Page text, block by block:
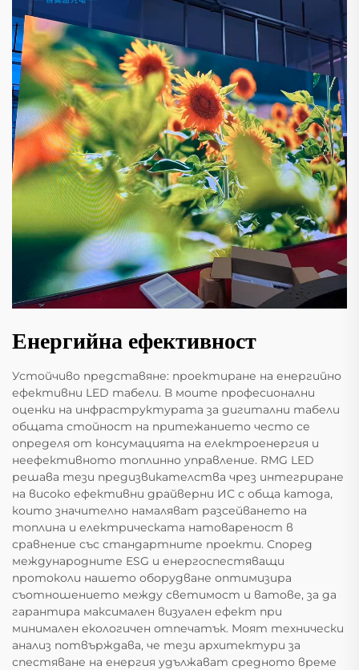
Енергийна ефективност
Устойчиво представяне: проектиране на енергийно
ефективни LED табели. В моите професионални
оценки на инфраструктурата за дигитални табели
общата стойност на притежанието често се
определя от консумацията на електроенергия и
неефективното топлинно управление. RMG LED
решава тези предизвикателства чрез интегриране
на високо ефективни драйверни ИС с обща катода,
които значително намаляват разсейването на
топлина и електрическата натовареност в
сравнение със стандартните проекти. Според
международните ESG и енергоспестяващи
протоколи нашето оборудване оптимизира
съотношението между светимост и ватове, за да
гарантира максимален визуален ефект при
минимален екологичен отпечатък. Моят технически
анализ потвърждава, че тези архитектури за
спестяване на енергия удължават средното време